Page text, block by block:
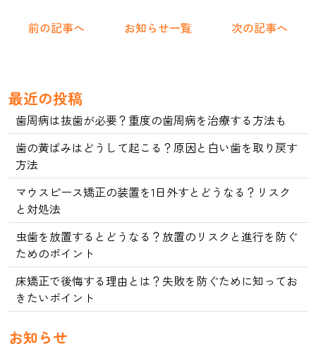
前の記事へ お知らせ一覧 次の記事へ
最近の投稿
歯周病は抜歯が必要？重度の歯周病を治療する方法も
歯の黄ばみはどうして起こる？原因と白い歯を取り戻す
方法
マウスピース矯正の装置を1日外すとどうなる？リスク
と対処法
虫歯を放置するとどうなる？放置のリスクと進行を防ぐ
ためのポイント
床矯正で後悔する理由とは？失敗を防ぐために知ってお
きたいポイント
お知らせ